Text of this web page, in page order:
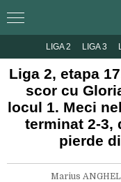
LIGA 2 LIGA 3
Liga 2, etapa
scor cu
locul 1. Meci
terminat 2-3,
pierde
Marius ANGHEL